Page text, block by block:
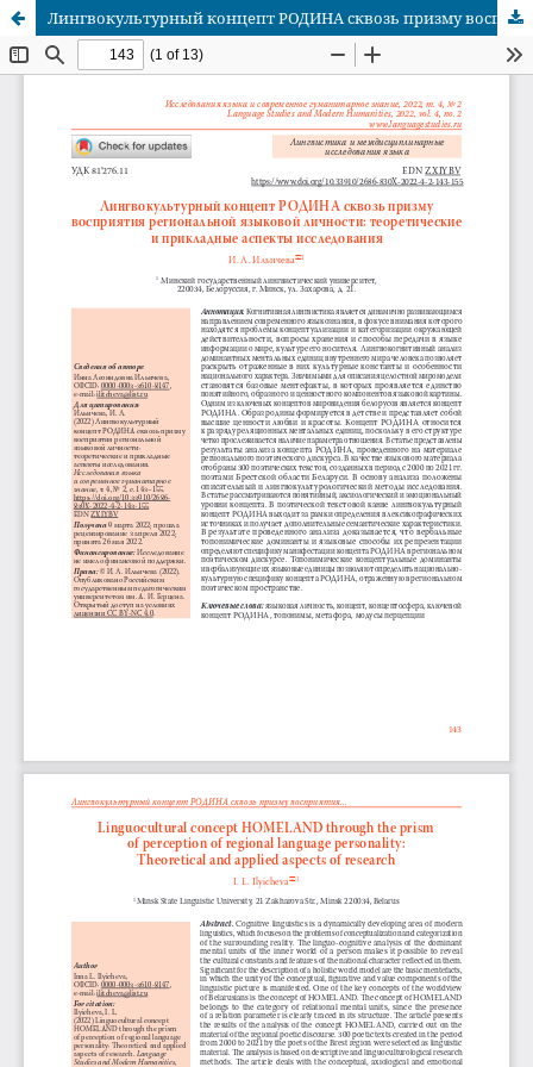
Лингвокультурный концепт РОДИНА сквозь призму восприятия региональной языковой личности: теоретические и прикладные аспекты исследования